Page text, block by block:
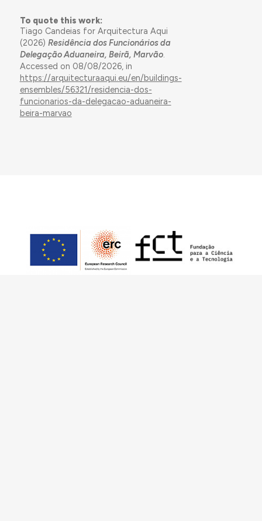
To quote this work:
Tiago Candeias for Arquitectura Aqui
(2026) Residência dos Funcionários da
Delegação Aduaneira, Beirã, Marvão.
Accessed on 08/08/2026, in
https://arquitecturaaqui.eu/en/buildings-
ensembles/56321/residencia-dos-
funcionarios-da-delegacao-aduaneira-
beira-marvao